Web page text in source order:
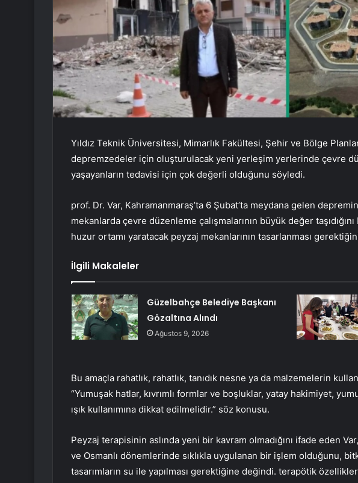
Yıldız Teknik Üniversitesi, Mimarlık Fakültesi, Şehir ve Bölge
depremzedeler için oluşturulacak yeni yerleşim yerlerinde çevre
yaşayanların tedavisi için çok değerli olduğunu söyledi.
prof. Dr. Var, Kahramanmaraş’ta 6 Şubat’ta meydana gelen
mekanlarda çevre düzenleme çalışmalarının büyük değer
huzur ortamı yaratacak peyzaj mekanlarının tasarlanması
İlgili Makaleler
Güzelbahçe Belediye Başkanı
Gözaltına Alındı
Ağustos 9, 2026
Bu amaçla rahatlık, rahatlık, tanıdık nesne ya da malzemelerin
“Yumuşak hatlar, kıvrımlı formlar ve boşluklar, yatay hakimiyet,
ışık kullanımına dikkat edilmelidir.” söz konusu.
Peyzaj terapisinin aslında yeni bir kavram olmadığını ifade eden
ve Osmanlı dönemlerinde sıklıkla uygulanan bir işlem olduğunu,
tasarımların su ile yapılması gerektiğine değindi. terapötik